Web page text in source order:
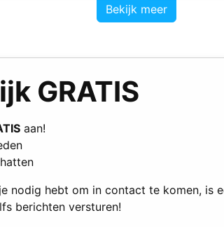
Bekijk meer
GRATIS
aan!
nodig hebt om in contact te komen, is
berichten versturen!